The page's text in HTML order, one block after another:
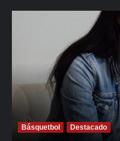
Básquetbol Destacado